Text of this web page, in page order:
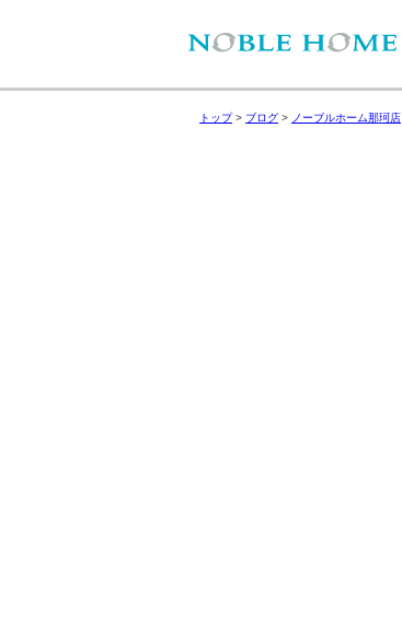
トップ> ブログ > ノーブルホーム那珂店